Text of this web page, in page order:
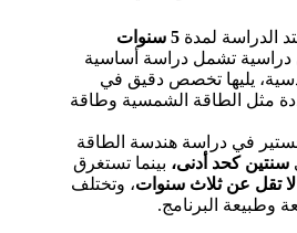
الدراسة لمدة 5 سنوات
دراسية تشمل دراسة أساسية
يليها تخصص دقيق في
مثل الطاقة الشمسية وطاقة
في دراسة هندسة الطاقة
سنتين كحد أدنى، بينما تستغرق
تقل عن ثلاث سنوات، وتختلف
وطبيعة البرنامج.